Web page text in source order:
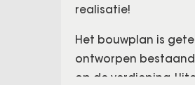
realisatie!
Het bouwplan is
ontworpen
op de verdieping.